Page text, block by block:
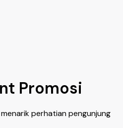
Promosi
perhatian pengunjung